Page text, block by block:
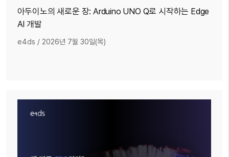
아두이노의 새로운 장: Arduino UNO Q로 시작하는 Edge
AI 개발
e4ds / 2026년 7월 30일(목)